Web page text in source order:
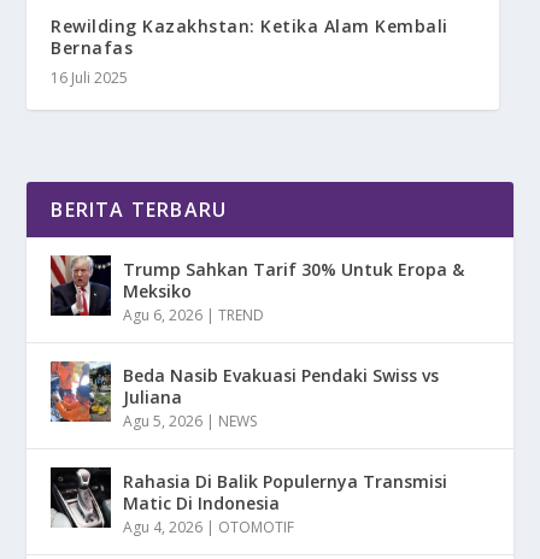
Rewilding Kazakhstan: Ketika Alam Kembali
Bernafas
16 Juli 2025
BERITA TERBARU
Trump Sahkan Tarif 30% Untuk Eropa &
Meksiko
Agu 6, 2026 |TREND
Beda Nasib Evakuasi Pendaki Swiss vs
Juliana
Agu 5, 2026 | NEWS
Rahasia Di Balik Populernya Transmisi
Matic Di Indonesia
Agu 4, 2026 | OTOMOTIF